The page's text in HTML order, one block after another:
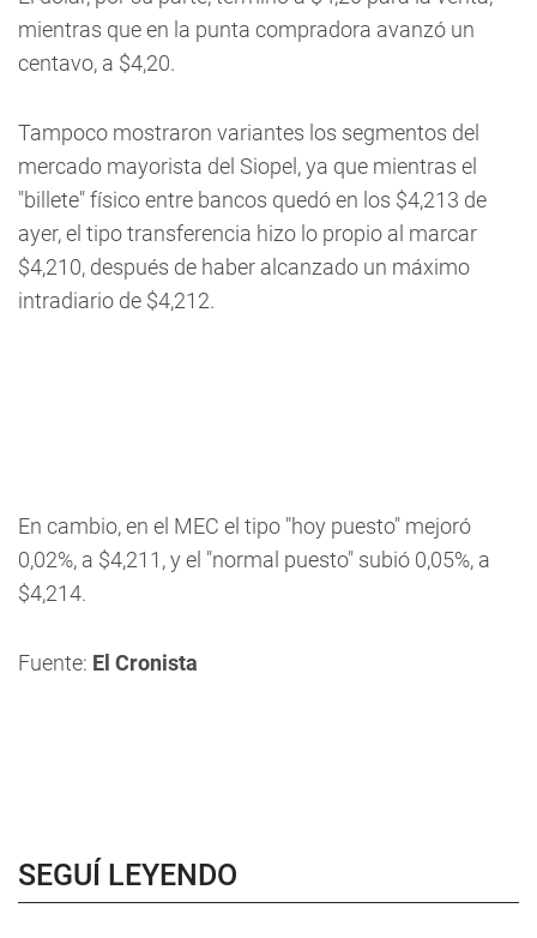
mientras que en la punta compradora avanzó un
centavo, a $4,20.
Tampoco mostraron variantes los segmentos del
mercado mayorista del Siopel, ya que mientras el
"billete" físico entre bancos quedó en los $4,213 de
ayer, el tipo transferencia hizo lo propio al marcar
$4,210, después de haber alcanzado un máximo
intradiario de $4,212.
En cambio, en el MEC el tipo "hoy puesto" mejoró
0,02%, a $4,211, y el "normal puesto" subió 0,05%, a
$4,214.
Fuente: El Cronista
SEGUÍ LEYENDO